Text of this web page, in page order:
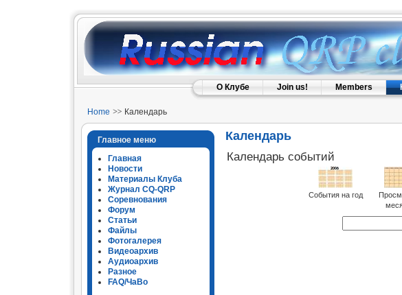
О Клубе Join us! Members
Home Календарь
Главное меню
Главная
Новости
Материалы Клуба
Журнал CQ-QRP
Соревнования
Форум
Статьи
Файлы
Фотогалерея
Видеоархив
Аудиоархив
Разное
FAQ/ЧаВо
Календарь
Календарь событий
События на год